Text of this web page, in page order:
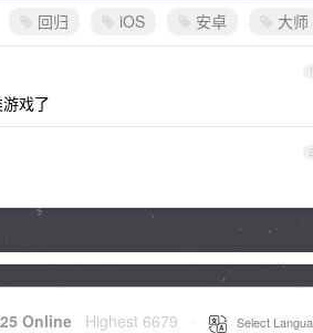
回归 iOS 安卓 大师
1
戏了
2
Online Highest 6679 Select